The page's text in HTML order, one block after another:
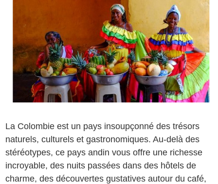
La Colombie est un pays insoupçonné des trésors
naturels, culturels et gastronomiques. Au-delà des
stéréotypes, ce pays andin vous offre une richesse
incroyable, des nuits passées dans des hôtels de
charme, des découvertes gustatives autour du café,